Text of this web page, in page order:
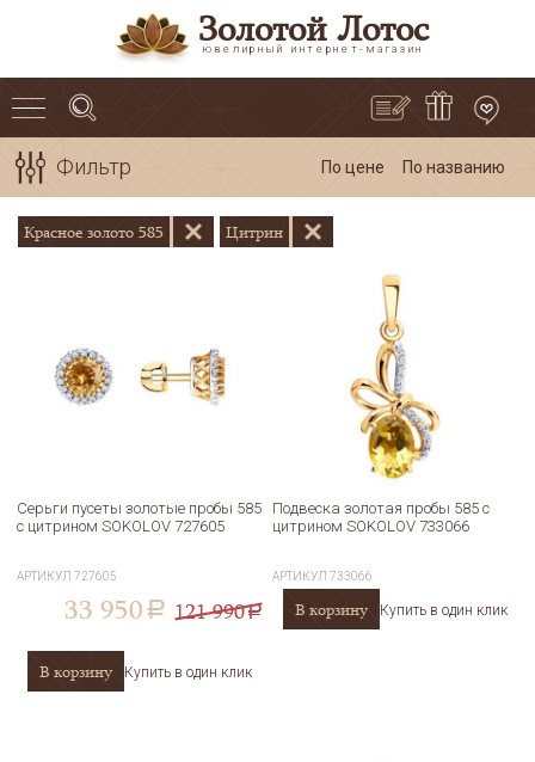
Золотой Лотос
ювелирный интернет-магазин
Фильтр По цене По названию
Красное золото 585 Цитрин
Серьги пусеты золотые пробы 585
с цитрином SOKOLOV 727605
АРТИКУЛ 727605
33 950 a 121 990a
В корзину Купить в один клик
Подвеска золотая пробы 585 с
цитрином SOKOLOV 733066
АРТИКУЛ 733066
В корзину Купить в один клик